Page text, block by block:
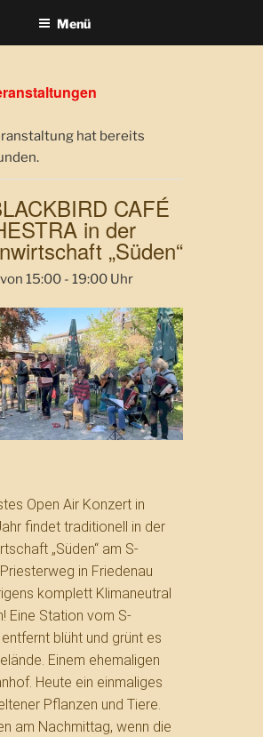
Menü
hat bereits
CAFÉ
in der
„Süden“
15:00 - 19:00
Open Air Konzert in
findet traditionell in der
„Süden“ am S-
in Friedenau
komplett Klimaneutral
Eine Station vom S-
entfernt blüht und grünt es
Einem ehemaligen
Heute ein einmaliges
Pflanzen und Tiere.
am Nachmittag, wenn die